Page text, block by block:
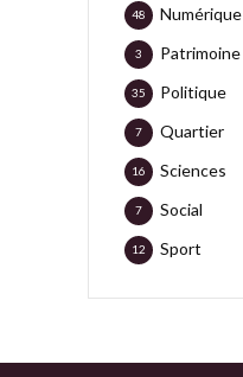
Numérique
48
Patrimoine
3
Politique
35
Quartier
7
Sciences
16
Social
7
Sport
12